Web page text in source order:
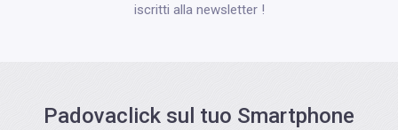
iscritti alla newsletter !
Padovaclick sul tuo Smartphone